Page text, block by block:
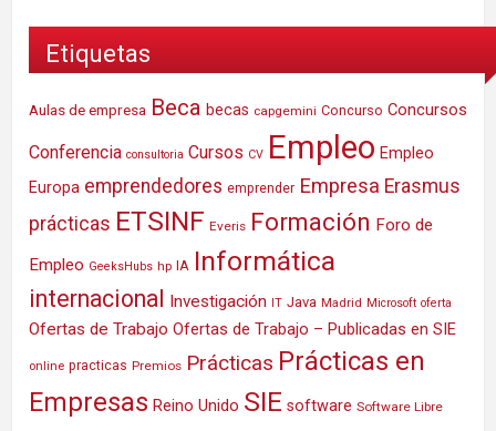
Etiquetas
Aulas de empresa Beca becas capgemini Concurso Concursos
Conferencia consultoria Cursos CV Empleo Empleo
Europa emprendedores emprender Empresa Erasmus
prácticas ETSINF Everis Formación Foro de
Empleo GeeksHubs hp IA Informática
internacional Investigación IT Java Madrid Microsoft oferta
Ofertas de Trabajo Ofertas de Trabajo – Publicadas en SIE
online practicas Premios Prácticas Prácticas en
Empresas Reino Unido SIE software Software Libre